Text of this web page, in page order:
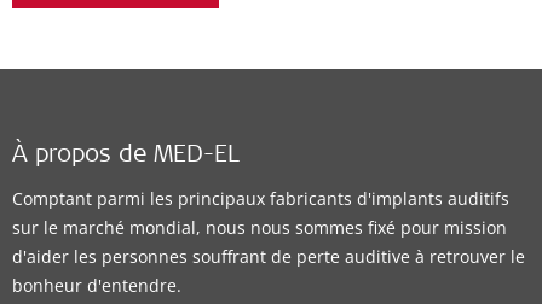
À propos de MED-EL
Comptant parmi les principaux fabricants d'implants auditifs
sur le marché mondial, nous nous sommes fixé pour mission
d'aider les personnes souffrant de perte auditive à retrouver le
bonheur d'entendre.